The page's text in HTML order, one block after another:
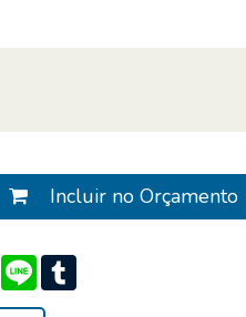
Incluir no Orçamento
EmailLine